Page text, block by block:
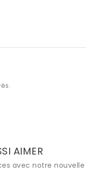
AIMER
avec notre